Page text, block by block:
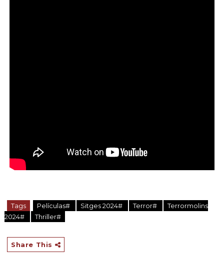
Tags Películas# Sitges 2024# Terror#
Terrormolins
2024#
Thriller#
Share This